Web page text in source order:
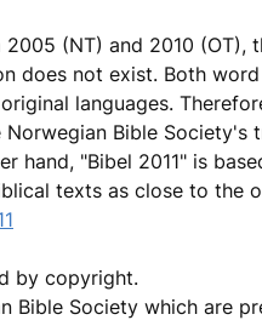
(NT) and 2010 (OT),
does not exist. Both
languages.
Bible
hand, "Bibel 2011" is
texts as close to the
by copyright.
Bible Society which are